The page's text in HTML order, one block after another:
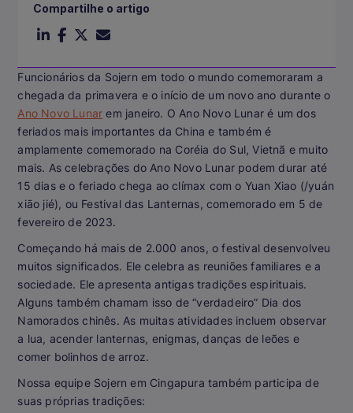
Funcionários da Sojern em todo o mundo comemoraram a
chegada da primavera e o início de um novo ano durante o
Ano Novo Lunar em janeiro. O Ano Novo Lunar é um dos
feriados mais importantes da China e também é
amplamente comemorado na Coréia do Sul, Vietnã e muito
mais. As celebrações do Ano Novo Lunar podem durar até
15 dias e o feriado chega ao clímax com o Yuan Xiao (/yuán
xiāo jié), ou Festival das Lanternas, comemorado em 5 de
fevereiro de 2023.
Começando há mais de 2.000 anos, o festival desenvolveu
muitos significados. Ele celebra as reuniões familiares e a
sociedade. Ele apresenta antigas tradições espirituais.
Alguns também chamam isso de “verdadeiro” Dia dos
Namorados chinês. As muitas atividades incluem observar
a lua, acender lanternas, enigmas, danças de leões e
comer bolinhos de arroz.
Nossa equipe Sojern em Cingapura também participa de
suas próprias tradições:
Compartilhe o artigo